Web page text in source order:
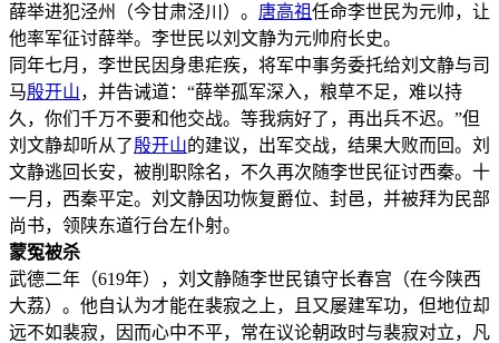
薛举进犯泾州（今甘肃泾川）。 唐高祖任命李世民为元帅，让
他率军征讨薛举。李世民以刘文静为元帅府长史。
同年七月，李世民因身患疟疾，将军中事务委托给刘文静与司
马殷开山，并告诫道：“薛举孤军深入，粮草不足，难以持
久，你们千万不要和他交战。等我病好了，再出兵不迟。”但
刘文静却听从了殷开山的建议，出军交战，结果大败而回。刘
文静逃回长安，被削职除名，不久再次随李世民征讨西秦。十
一月，西秦平定。刘文静因功恢复爵位、封邑，并被拜为民部
尚书，领陕东道行台左仆射。
蒙冤被杀
武德二年（619年），刘文静随李世民镇守长春宫（在今陕西
大荔）。他自认为才能在裴寂之上，且又屡建军功，但地位却
远不如裴寂，因而心中不平，常在议论朝政时与裴寂对立，凡